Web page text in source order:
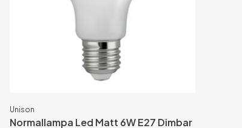
Unison
Normallampa Led Matt 6W E27 Dimbar